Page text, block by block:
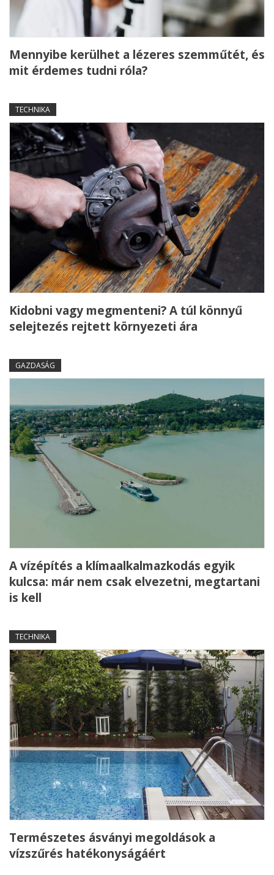
Mennyibe kerülhet a lézeres szemműtét, és
mit érdemes tudni róla?
TECHNIKA
Kidobni vagy megmenteni? A túl könnyű
selejtezés rejtett környezeti ára
GAZDASÁG
A vízépítés a klímaalkalmazkodás egyik
kulcsa: már nem csak elvezetni, megtartani
is kell
TECHNIKA
Természetes ásványi megoldások a
vízszűrés hatékonyságáért